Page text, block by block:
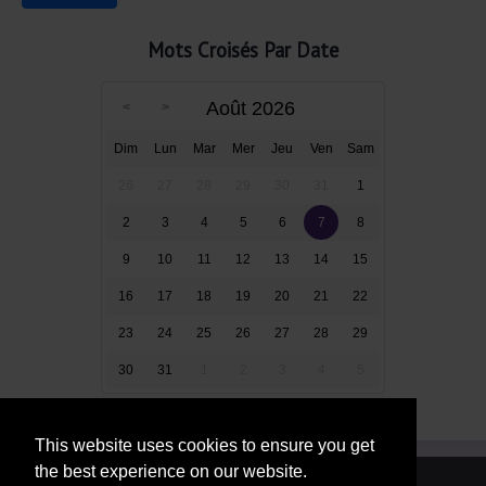
This website uses cookies to ensure you get
the best experience on our website.
Mots Croisés Par Date
Août 2026
Dim Lun Mar Mer Jeu Ven Sam
1
2 3 4 5 6 7 8
9 10 11 12 13 14 15
16 17 18 19 20 21 22
23 24 25 26 27 28 29
30 31